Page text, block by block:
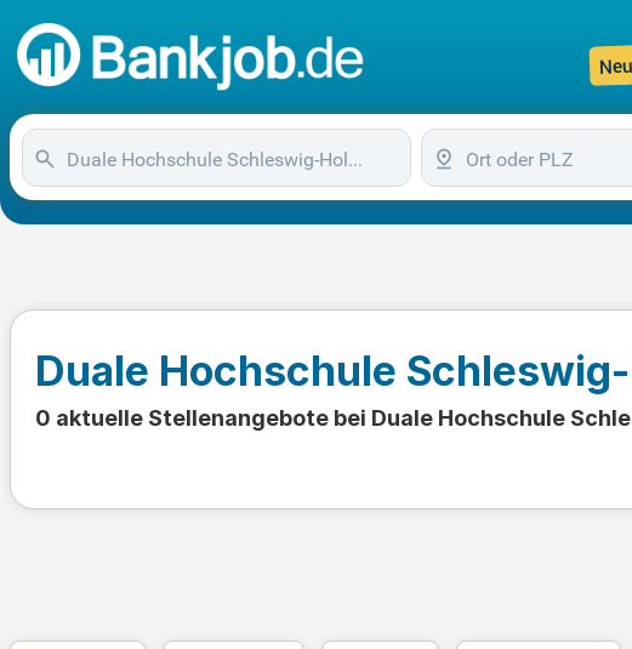
Duale Hochschule
0 aktuelle Stellenangebote bei Duale Hochschule